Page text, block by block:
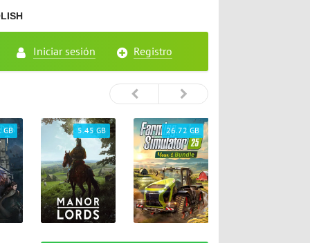
Iniciar sesión Registro
5.45 GB 26.72 GB